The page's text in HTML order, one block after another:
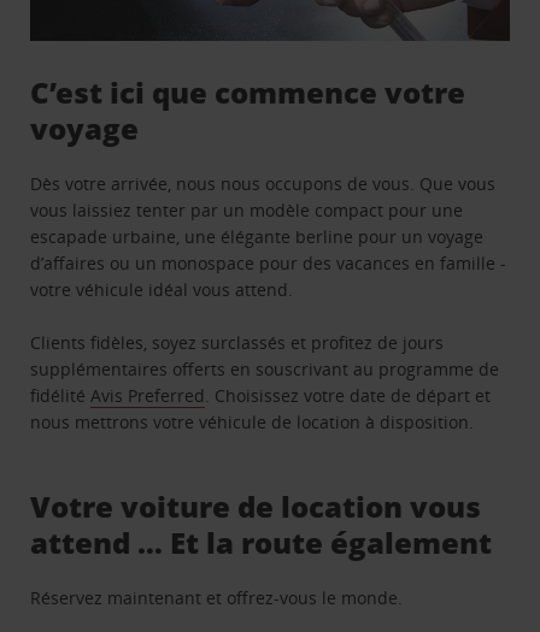
C’est ici que commence votre
voyage
Dès votre arrivée, nous nous occupons de vous. Que vous
vous laissiez tenter par un modèle compact pour une
escapade urbaine, une élégante berline pour un voyage
d’affaires ou un monospace pour des vacances en famille -
votre véhicule idéal vous attend.
Clients fidèles, soyez surclassés et profitez de jours
supplémentaires offerts en souscrivant au programme de
fidélitéAvis Preferred. Choisissez votre date de départ et
nous mettrons votre véhicule de location à disposition.
Votre voiture de location vous
attend … Et la route également
Réservez maintenant et offrez-vous le monde.